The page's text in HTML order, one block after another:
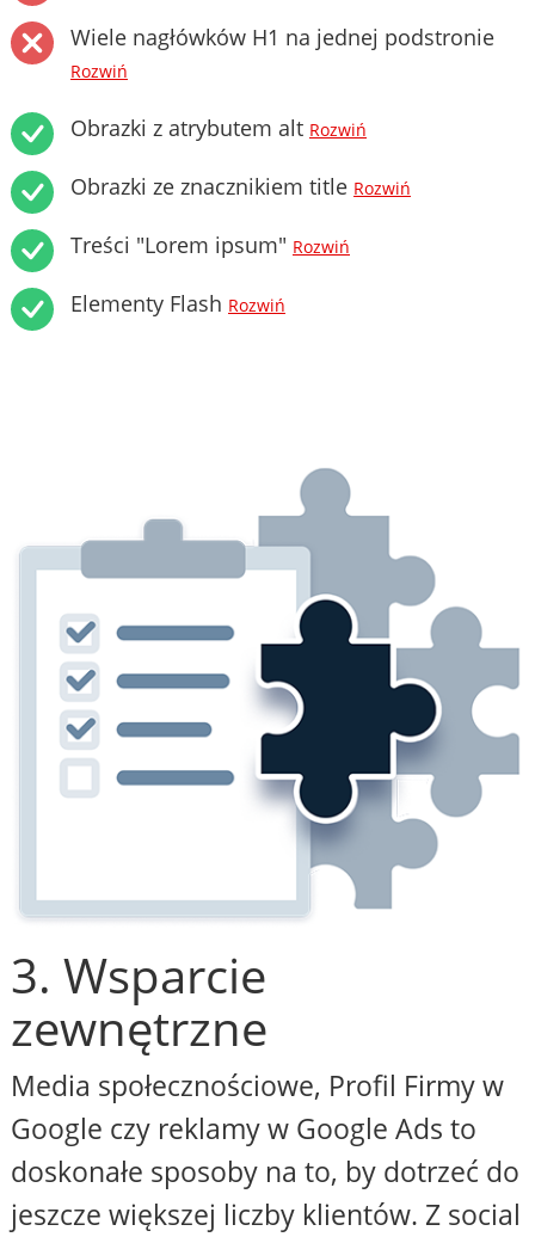
Wiele nagłówków H1 na jednej podstronie
Rozwiń
Obrazki z atrybutem alt Rozwiń
Obrazki ze znacznikiem title Rozwiń
Treści "Lorem ipsum" Rozwiń
Elementy Flash Rozwiń
3. Wsparcie
zewnętrzne
Media społecznościowe, Profil Firmy w
Google czy reklamy w Google Ads to
doskonałe sposoby na to, by dotrzeć do
jeszcze większej liczby klientów. Z social